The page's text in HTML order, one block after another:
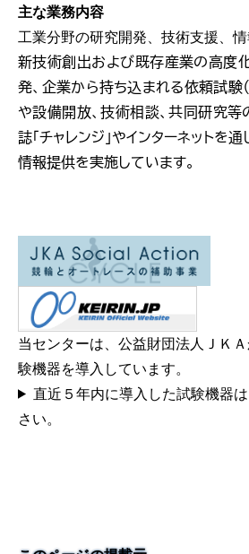
主な業務内容
工業分野の研究開発、技術支援、
新技術創出および既存産業の高度
発、企業から持ち込まれる依頼試験
や設備開放、技術相談、共同研究
誌「チャレンジ」やインターネットを
情報提供を実施しています。
当センターは、公益財団法人ＪＫ
験機器を導入しています。
直近５年内に導入した試験機器
さい。